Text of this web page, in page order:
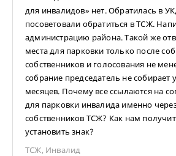
для инвалидов» нет. Обратилась в
посоветовали обратиться в ТСЖ.
администрацию района. Такой же
места для парковки только после
собственников и голосования не
собрание председатель не собирает
месяцев. Почему все ссылаются на
для парковки инвалида именно
собственников ТСЖ? Как нам
установить знак?
ТСЖ, Инвалид